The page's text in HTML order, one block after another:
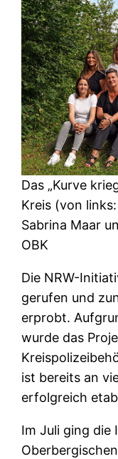
Das „Kurve
Kreis (von
Sabrina Maar
OBK
Die NRW-
gerufen und
erprobt.
wurde das
ist bereits an
erfolgreich
Im Juli ging die